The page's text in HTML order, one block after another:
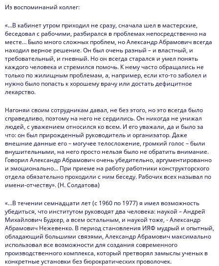
Из воспоминаний коллег:
«…В кабинет утром приходил не сразу, сначала шел в мастерские,
беседовал с рабочими, разбирался в проблемах непосредственно на
месте… Было много сложных проблем, но Александр Абрамович всегда
находил верное решение. Он был очень разный – и властный, и
требовательный, и гневный. Но он всегда старался и умел понять
каждого человека и стремился помочь. К нему часто обращались не
только по жилищным проблемам, а, например, если кто-то заболел и
нужно было попасть к хорошему врачу или достать дефицитное
лекарство.
Нагоняи своим сотрудникам давал, не без этого, но это всегда было
справедливо, поэтому на него не сердились. Он никогда не унижал
людей, с уважением относился ко всем. И его уважали, да и было за
что: он был прирожденный руководитель и организатор. Даже
внешние данные его – могучее телосложение, громкий голос – были
внушительными, на него просто нельзя было не обратить внимание.
Говорил Александр Абрамович очень убедительно, аргументированно
и эмоционально… При приеме на работу работники конструкторского
отдела обязательно проходили с ним беседу. Рабочих всех называл по
имени-отчеству». (Н. Солдатова)
«…В течении семнадцати лет (с 1960 по 1977) я имел возможность
убедиться, что институтом руководят два человека: наукой – Андрей
Михайлович Будкер, а всем остальным, и наукой тоже, - Александр
Абрамович Нежевенко. В период становления ИЯФ мудрый и опытный,
обладающий большими связями, Александр Абрамович максимально
использовал все возможности для создания современного
производственного комплекса, который претворял замыслы ученых в
конкретные установки без бюрократических проволочек.